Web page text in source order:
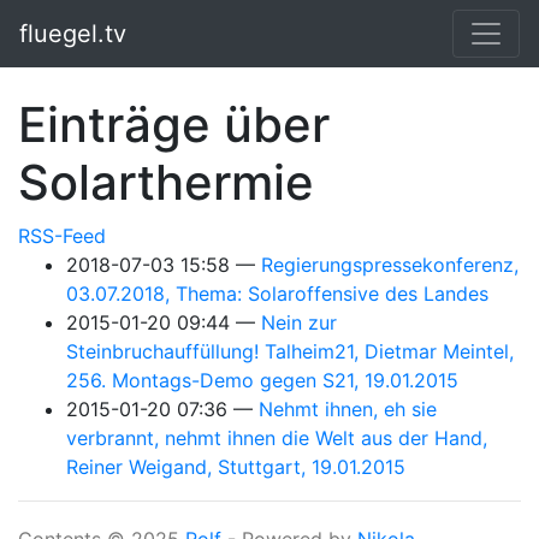
fluegel.tv
Einträge über
Solarthermie
RSS-Feed
2018-07-03 15:58
Regierungspressekonferenz,
03.07.2018, Thema: Solaroffensive des Landes
2015-01-20 09:44
Nein zur
Steinbruchauffüllung! Talheim21, Dietmar Meintel,
256. Montags-Demo gegen S21, 19.01.2015
2015-01-20 07:36
Nehmt ihnen, eh sie
verbrannt, nehmt ihnen die Welt aus der Hand,
Reiner Weigand, Stuttgart, 19.01.2015